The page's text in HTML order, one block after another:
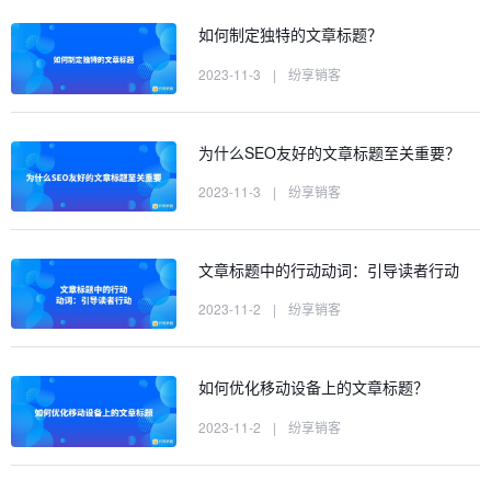
如何制定独特的文章标题？
2023-11-3 | 纷享销客
为什么SEO友好的文章标题至关重要？
2023-11-3 | 纷享销客
文章标题中的行动动词：引导读者行动
2023-11-2 | 纷享销客
如何优化移动设备上的文章标题？
2023-11-2 | 纷享销客